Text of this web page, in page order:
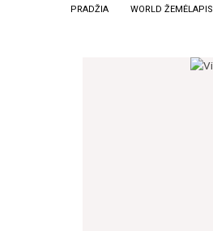
PRADŽIA WORLD ŽEMĖLAPIS